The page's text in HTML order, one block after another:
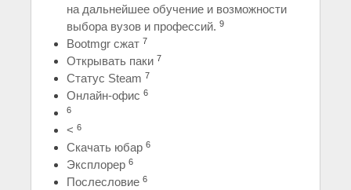
на дальнейшее обучение и возможности
выбора вузов и профессий. 9
Bootmgr сжат 7
Открывать паки 7
Статус Steam 7
Онлайн-офис 6
6
< 6
Скачать юбар 6
Эксплорер 6
Послесловие 6